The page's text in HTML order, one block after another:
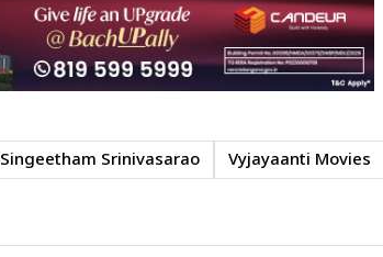
Singeetham Srinivasarao Vyjayaanti Movies